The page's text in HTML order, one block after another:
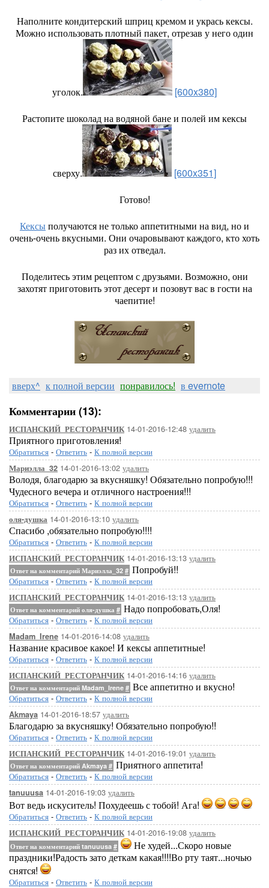
Наполните кондитерский шприц кремом и укрась кексы.
Можно использовать плотный пакет, отрезав у него один
уголок.
[600x380]
Растопите шоколад на водяной бане и полей им кексы
сверху.
[600x351]
Готово!
Кексыполучаются не только аппетитными на вид, но и
очень-очень вкусными. Они очаровывают каждого, кто хоть
раз их отведал.
Поделитесь этим рецептом с друзьями. Возможно, они
захотят приготовить этот десерт и позовут вас в гости на
чаепитие!
вверх^ к полной версии понравилось! в evernote
Комментарии (13):
ИСПАНСКИЙ_РЕСТОРАНЧИК14-01-2016-12:48 удалить
Приятного приготовления!
Обратиться - Ответить - К полной версии
Мариэлла_32 14-01-2016-13:02 удалить
Володя, благодарю за вкусняшку! Обязательно попробую!!!
Чудесного вечера и отличного настроения!!!
Обратиться - Ответить - К полной версии
оля-душка 14-01-2016-13:10 удалить
Спасибо ,обязательно попробую!!!!
Обратиться - Ответить - К полной версии
ИСПАНСКИЙ_РЕСТОРАНЧИК14-01-2016-13:13 удалить
Ответ на комментарий Мариэлла_32 # Попробуй!!
Обратиться - Ответить - К полной версии
ИСПАНСКИЙ_РЕСТОРАНЧИК14-01-2016-13:13 удалить
Ответ на комментарий оля-душка # Надо попробовать,Оля!
Обратиться - Ответить - К полной версии
Madam_Irene 14-01-2016-14:08 удалить
Название красивое какое! И кексы аппетитные!
Обратиться - Ответить - К полной версии
ИСПАНСКИЙ_РЕСТОРАНЧИК14-01-2016-14:16 удалить
Ответ на комментарий Madam_Irene # Все аппетитно и вкусно!
Обратиться - Ответить - К полной версии
Akmaya 14-01-2016-18:57 удалить
Благодарю за вкусняшку! Обязательно попробую!!
Обратиться - Ответить - К полной версии
ИСПАНСКИЙ_РЕСТОРАНЧИК14-01-2016-19:01 удалить
Ответ на комментарий Akmaya # Приятного аппетита!
Обратиться - Ответить - К полной версии
tanuuusa 14-01-2016-19:03 удалить
Вот ведь искуситель! Похудеешь с тобой! Ага!
Обратиться - Ответить - К полной версии
ИСПАНСКИЙ_РЕСТОРАНЧИК14-01-2016-19:08 удалить
Ответ на комментарий tanuuusa #
Не худей...Скоро новые
праздники!Радость зато деткам какая!!!!Во рту таят...ночью
снятся!
Обратиться - Ответить - К полной версии